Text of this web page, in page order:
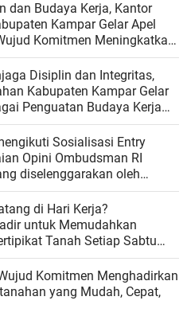
dan Budaya Kerja, Kantor
Kampar Gelar Apel
Komitmen Meningkatkan
Disiplin dan Integritas,
Kabupaten Kampar Gelar
Penguatan Budaya Kerja
Sosialisasi Entry
Opini Ombudsman RI
diselenggarakan oleh
di Hari Kerja?
untuk Memudahkan
Tanah Setiap Sabtu
Komitmen Menghadirkan
yang Mudah, Cepat,